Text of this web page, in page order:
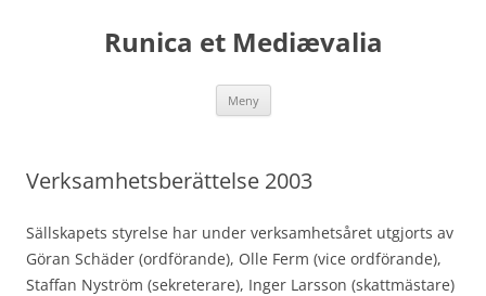
Runica et Mediævalia
Meny Hoppa
innehåll
Verksamhetsberättelse 2003
Sällskapets styrelse har under verksamhetsåret utgjorts av
Göran Schäder (ordförande), Olle Ferm (vice ordförande),
Staffan Nyström (sekreterare), Inger Larsson (skattmästare)